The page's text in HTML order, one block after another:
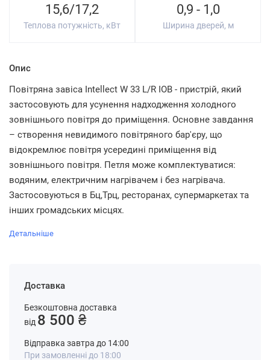
15,6/17,2
Теплова потужність, кВт
0,9 - 1,0
Ширина дверей, м
Опис
Повітряна завіса Intellect W 33 L/R IOB - пристрій, який
застосовують для усунення надходження холодного
зовнішнього повітря до приміщення. Основне завдання
– створення невидимого повітряного бар'єру, що
відокремлює повітря усередині приміщення від
зовнішнього повітря. Петля може комплектуватися:
водяним, електричним нагрівачем і без нагрівача.
Застосовуються в Бц,Трц, ресторанах, супермаркетах та
інших громадських місцях.
Детальніше
Доставка
Безкоштовна доставка
від 8 500 ₴
Відправка завтра до 14:00
При замовленні до 18:00